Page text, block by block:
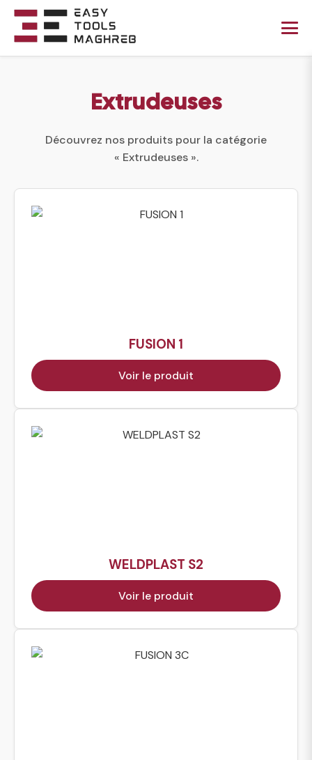
Extrudeuses
Découvrez nos produits pour la catégorie
« Extrudeuses ».
FUSION 1
Voir le produit
WELDPLAST S2
Voir le produit